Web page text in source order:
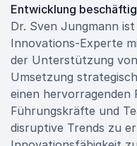
Entwicklung
Dr. Sven Jungmann
Innovations-Experte
der Unterstützung
Umsetzung
einen
Führungskräfte und
disruptive Trends zu